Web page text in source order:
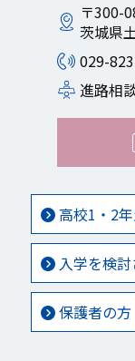
〒300-
茨城県
029-
進路相
高校1・2
入学を検
保護者の方